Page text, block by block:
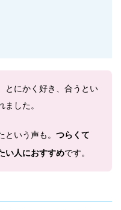
とにかく好き、合うとい
ました。
という声も。 つらくて
い人におすすめです。